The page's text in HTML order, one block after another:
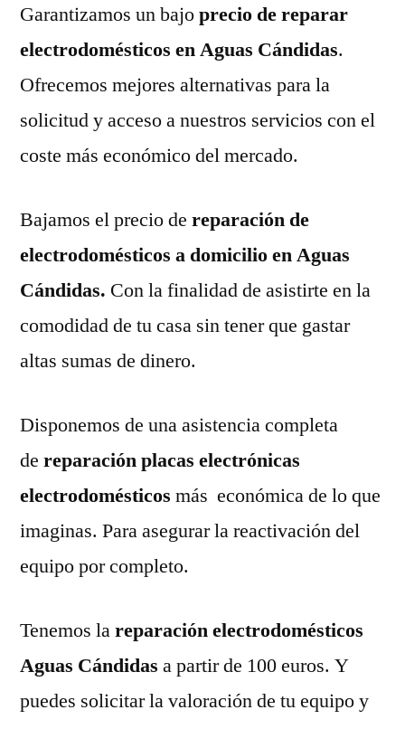
Garantizamos un bajoprecio de reparar
electrodomésticos en Aguas Cándidas.
Ofrecemos mejores alternativas para la
solicitud y acceso a nuestros servicios con el
coste más económico del mercado.
Bajamos el precio de reparación de
electrodomésticos a domicilio en Aguas
Cándidas. Con la finalidad de asistirte en la
comodidad de tu casa sin tener que gastar
altas sumas de dinero.
Disponemos de una asistencia completa
de reparación placas electrónicas
electrodomésticos más económica de lo que
imaginas. Para asegurar la reactivación del
equipo por completo.
Tenemos lareparación electrodomésticos
Aguas Cándidas a partir de 100 euros. Y
puedes solicitar la valoración de tu equipo y